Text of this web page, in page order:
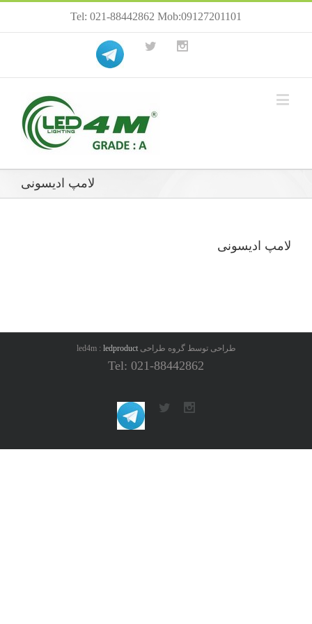
Tel: 021-88442862 Mob:09127201101
لامپ ادیسونی
لامپ ادیسونی
طراحی توسط گروه طراحی led4m :ledproduct
Tel: 021-88442862